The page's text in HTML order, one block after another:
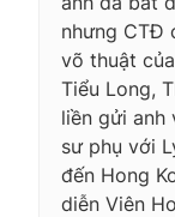
nhưng CTĐ
võ thuật
Tiểu Long,
liền gửi anh
sư phụ với
đến Hong
diễn Viên